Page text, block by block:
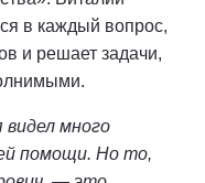
в каждый вопрос,
и решает задачи,
много
помощи. Но то,